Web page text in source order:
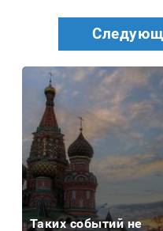
Таких событий не